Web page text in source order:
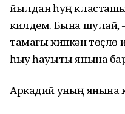
йылдан һуң
килдем. Бына шулай,
тамағы кипкән төҫлө
һыу һауыты янына
Аркадий уның янына